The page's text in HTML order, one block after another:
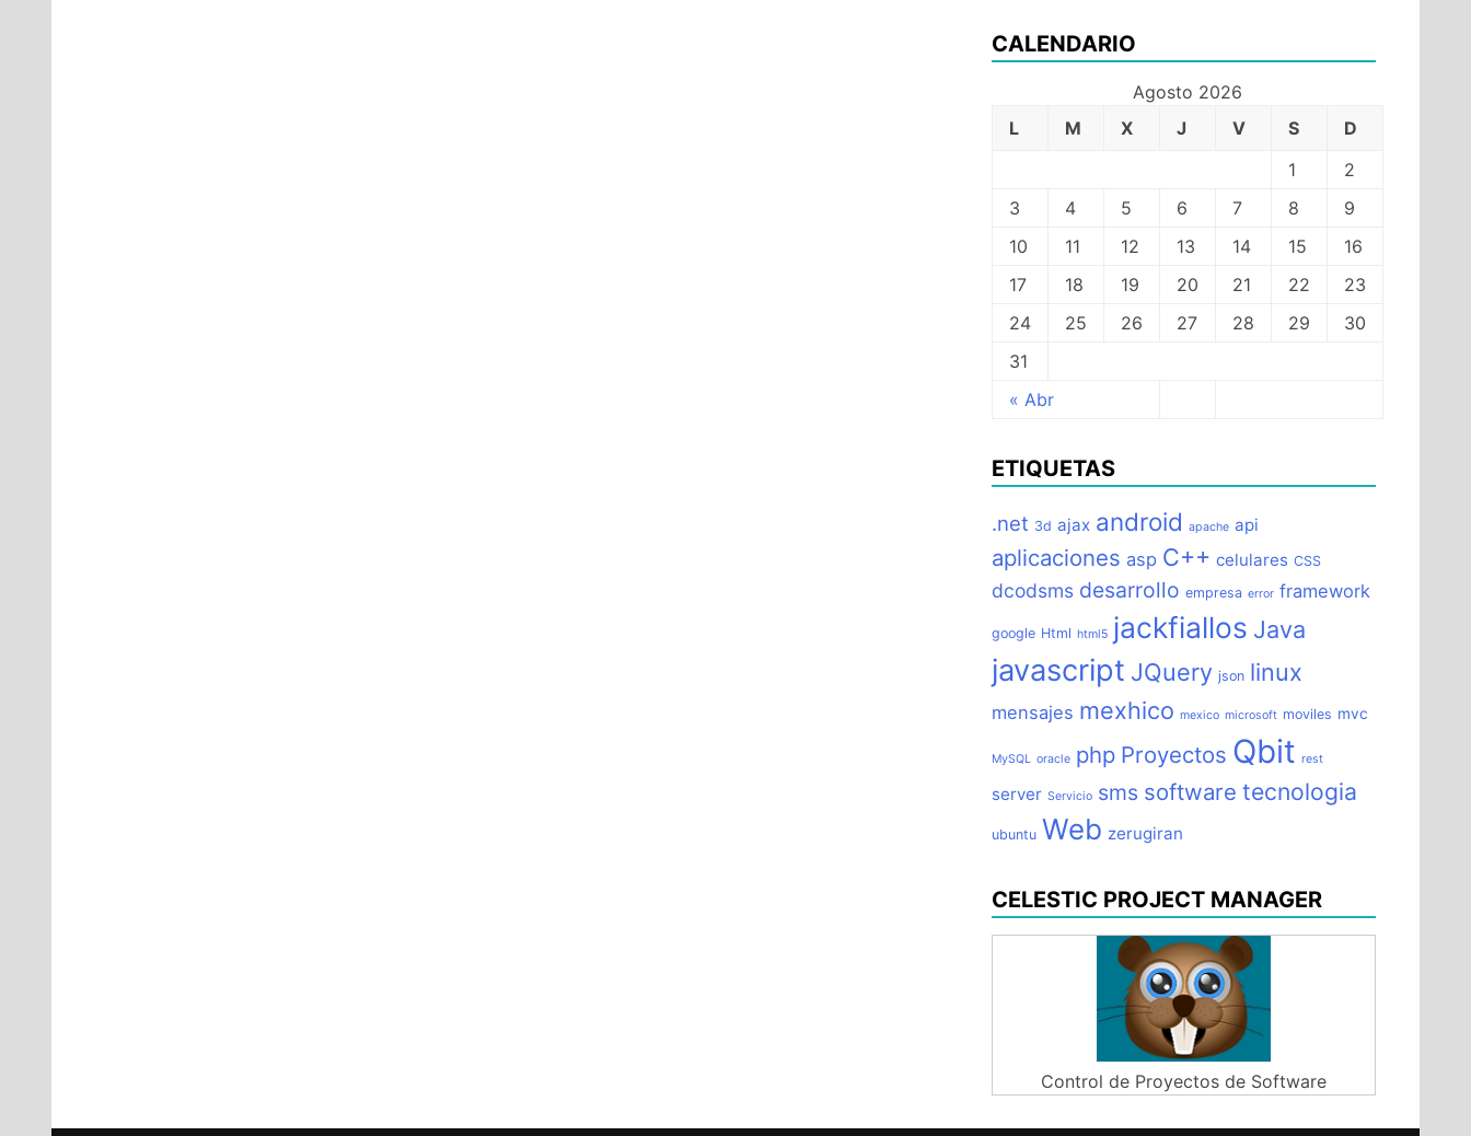
CALENDARIO
Agosto 2026
L
M X J V S D
« Abr
1
2
3
4 5 6 7 8
9
10
11 12 13 14 15
16
17
18 19 20 21 22
23
24
25 26 27 28 29
30
31
ETIQUETAS
.net 3d ajax android apache api
aplicaciones asp C++ celulares CSS
dcodsms desarrollo empresa error framework
google Html html5 jackfiallos Java
javascript JQuery json linux
mensajes mexhico mexico microsoft moviles mvc
MySQL oracle php Proyectos Qbit rest
server Servicio sms software tecnologia
ubuntu Web zerugiran
CELESTIC PROJECT MANAGER
Control de Proyectos de Software